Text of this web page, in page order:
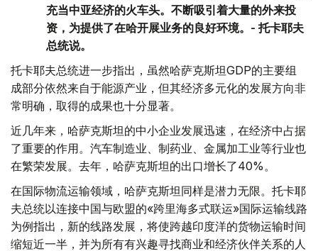
充当中亚经济的火车头。不断吸引着大量的外来投
资，为提供了在哈开展业务的良好环境。- 托卡耶夫
总统说。
托卡耶夫总统进一步指出，虽然哈萨克斯坦GDP的主要组
成部分依然来自于能源产业，但其经济多元化的发展方向非
常明确，取得的成果也十分显著。
近几年来，哈萨克斯坦的中小企业发展迅速，在经济中占据
了重要的作用。汽车制造业、制药业、金属加工业等行业也
在繁荣发展。去年，哈萨克斯坦的出口增长了40%。
在国际物流运输领域，哈萨克斯坦同样是潜力无限。托卡耶
夫总统以连接中国与欧盟的«跨里海多式联运»国际运输线路
为例指出，新的线路发展，将使跨越印度洋的货物运输时间
缩短近一半，并为所有有兴趣寻找商业和经济伙伴关系的人